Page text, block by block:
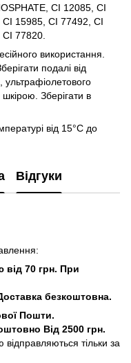
CI 12085, CI
15985, CI 77492, CI
77820.
використання.
подалі від
ультрафіолетового
Зберігати в
від 15°C до
Відгуки
70 грн. При
безкоштовна.
Пошти.
Від 2500 грн.
тільки за